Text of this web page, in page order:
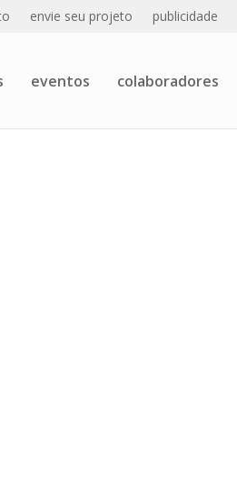
envie seu projeto publicidade
eventos colaboradores